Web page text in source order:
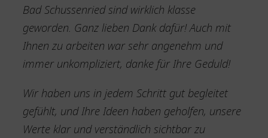
Bad Schussenried sind wirklich klasse
geworden. Ganz lieben Dank dafür! Auch mit
Ihnen zu arbeiten war sehr angenehm und
immer unkompliziert, danke für Ihre Geduld!
Wir haben uns in jedem Schritt gut begleitet
gefühlt, und Ihre Ideen haben geholfen, unsere
Werte klar und verständlich sichtbar zu